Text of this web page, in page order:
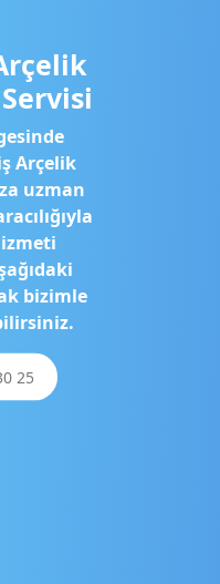
Arçelik
uzman
bizimle
25